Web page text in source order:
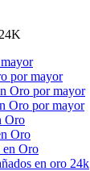
por mayor
Oro por mayor
Oro por mayor
Oro
Oro
en Oro
en oro 24k